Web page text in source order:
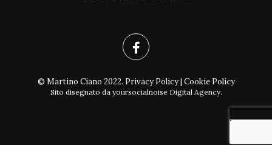
© Martino Ciano 2022. Privacy Policy| Cookie Policy
Sito disegnato da yoursocialnoise Digital Agency.